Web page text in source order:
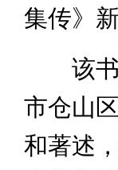
集传》
该书
市仓山
和著述